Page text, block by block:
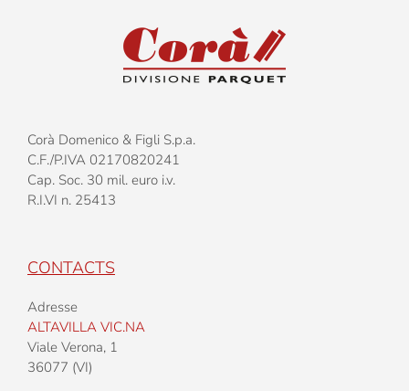
Corà Domenico & Figli S.p.a.
C.F./P.IVA 02170820241
Cap. Soc. 30 mil. euro i.v.
R.I.VI n. 25413
CONTACTS
Adresse
ALTAVILLA VIC.NA
Viale Verona, 1
36077 (VI)